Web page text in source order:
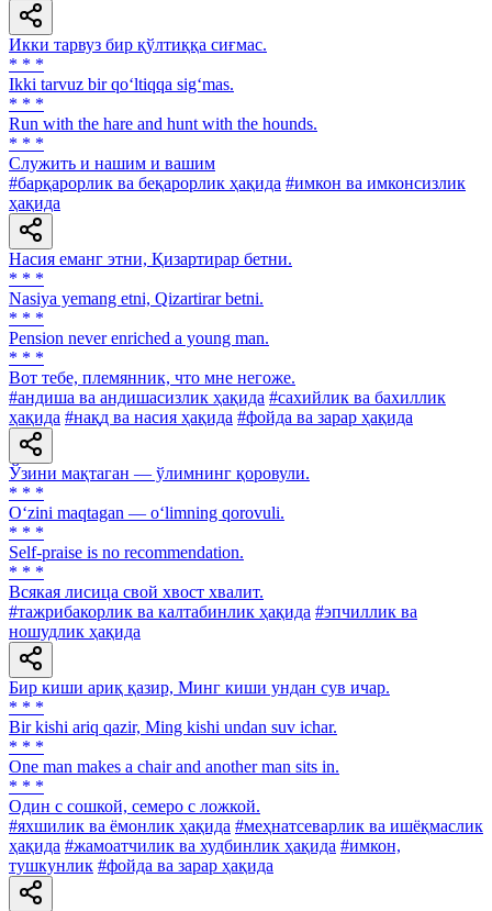
Икки тарвуз бир қўлтиққа сиғмас.
* * *
Ikki tarvuz bir qo‘ltiqqa sig‘mas.
* * *
Run with the hare and hunt with the hounds.
* * *
Служить и нашим и вашим
#барқарорлик ва беқарорлик ҳақида #имкон ва имконсизлик
ҳақида
Насия еманг этни, Қизартирар бетни.
* * *
Nasiya yemang etni, Qizartirar betni.
* * *
Pension never enriched a young man.
* * *
Вот тебе, племянник, что мне негоже.
#андиша ва андишасизлик ҳақида #сахийлик ва бахиллик
ҳақида #нақд ва насия ҳақида #фойда ва зарар ҳақида
Ўзини мақтаган — ўлимнинг қоровули.
* * *
O‘zini maqtagan — o‘limning qorovuli.
* * *
Self-praise is no recommendation.
* * *
Всякая лисица свой хвост хвалит.
#тажрибакорлик ва калтабинлик ҳақида #эпчиллик ва
ношудлик ҳақида
Бир киши ариқ қазир, Минг киши ундан сув ичар.
* * *
Bir kishi ariq qazir, Ming kishi undan suv ichar.
* * *
One man makes a chair and another man sits in.
* * *
Один с сошкой, семеро с ложкой.
#яхшилик ва ёмонлик ҳақида #меҳнатсеварлик ва ишёқмаслик
ҳақида #жамоатчилик ва худбинлик ҳақида #имкон,
тушкунлик #фойда ва зарар ҳақида